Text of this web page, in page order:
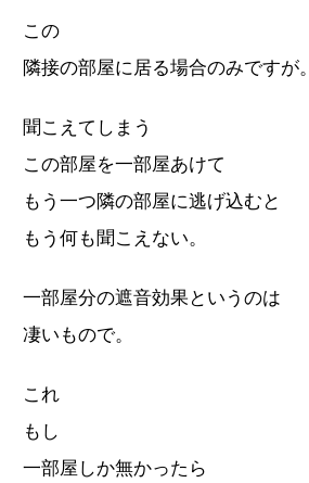
この
隣接の部屋に居る場合のみですが。
聞こえてしまう
この部屋を一部屋あけて
もう一つ隣の部屋に逃げ込むと
もう何も聞こえない。
一部屋分の遮音効果というのは
凄いもので。
これ
もし
一部屋しか無かったら